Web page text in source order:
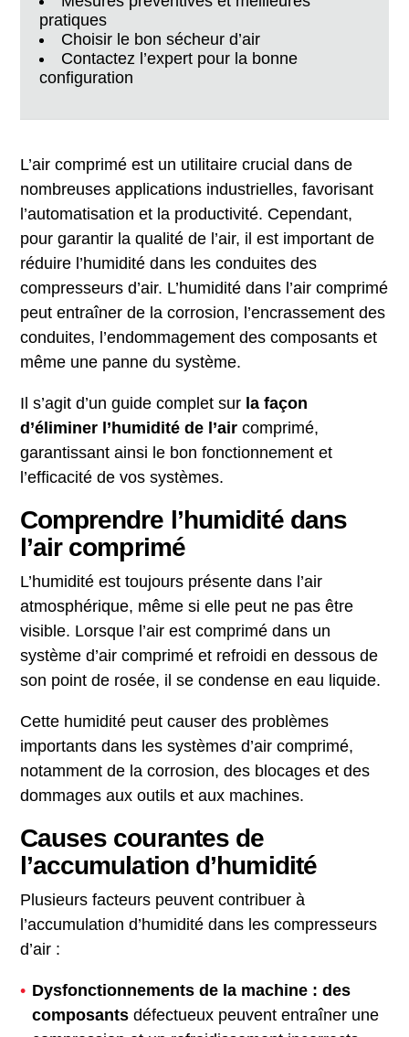
pratiques
Choisir le bon sécheur d’air
Contactez l’expert pour la bonne
configuration
L’air comprimé est un utilitaire crucial dans de
nombreuses applications industrielles, favorisant
l’automatisation et la productivité. Cependant,
pour garantir la qualité de l’air, il est important de
réduire l’humidité dans les conduites des
compresseurs d’air. L’humidité dans l’air comprimé
peut entraîner de la corrosion, l’encrassement des
conduites, l’endommagement des composants et
même une panne du système.
Il s’agit d’un guide complet sur la façon
d’éliminer l’humidité de l’aircomprimé,
garantissant ainsi le bon fonctionnement et
l’efficacité de vos systèmes.
Comprendre l’humidité dans
l’air comprimé
L’humidité est toujours présente dans l’air
atmosphérique, même si elle peut ne pas être
visible. Lorsque l’air est comprimé dans un
système d’air comprimé et refroidi en dessous de
son point de rosée, il se condense en eau liquide.
Cette humidité peut causer des problèmes
importants dans les systèmes d’air comprimé,
notamment de la corrosion, des blocages et des
dommages aux outils et aux machines.
Causes courantes de
l’accumulation d’humidité
Plusieurs facteurs peuvent contribuer à
l’accumulation d’humidité dans les compresseurs
d’air :
Dysfonctionnements de la machine : des
composants défectueux peuvent entraîner une